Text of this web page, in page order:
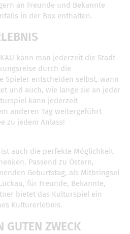
an Freunde und Bekannte
in der Box enthalten.
kann man jederzeit die Stadt
durch die
Spieler entscheiden selbst, wann
und auch, wie lange sie an jeder
kann jederzeit
anderen Tag weitergeführt
zu jedem Anlass!
ist auch die perfekte Möglichkeit
Passend zu Ostern,
Geburtstag, als Mitbringsel
für Freunde, Bekannte,
bietet das Kulturspiel ein
Kulturerlebnis.
GUTEN ZWECK